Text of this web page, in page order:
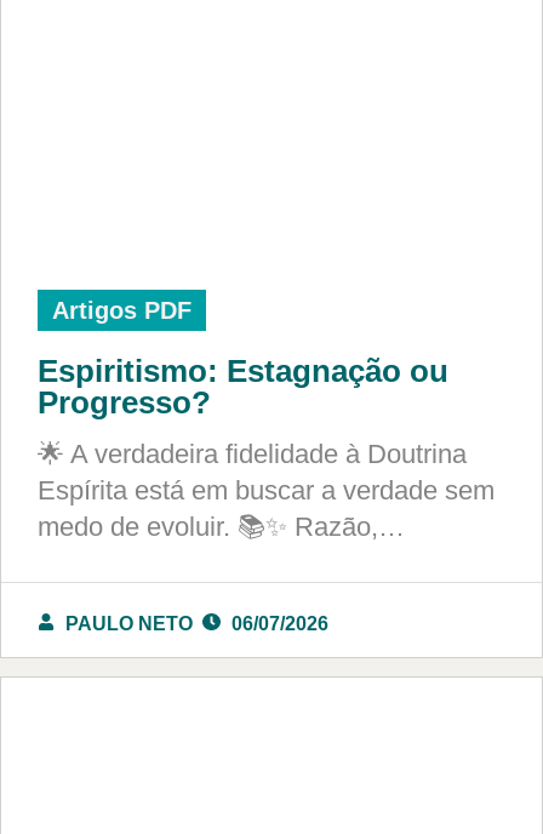
Artigos PDF
Espiritismo: Estagnação ou
Progresso?
🌟 A verdadeira fidelidade à Doutrina
Espírita está em buscar a verdade sem
medo de evoluir. 📚✨ Razão,…
PAULO NETO 06/07/2026